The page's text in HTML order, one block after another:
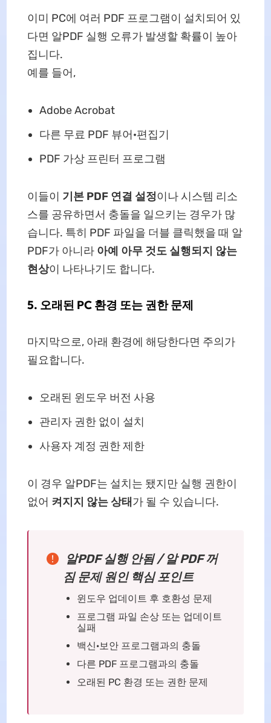
이미 PC에 여러 PDF 프로그램이 설치되어 있
다면 알PDF 실행 오류가 발생할 확률이 높아
집니다.
예를 들어,
Adobe Acrobat
다른 무료 PDF 뷰어·편집기
PDF 가상 프린터 프로그램
이들이 기본 PDF 연결 설정이나 시스템 리소
스를 공유하면서 충돌을 일으키는 경우가 많
습니다. 특히 PDF 파일을 더블 클릭했을 때 알
PDF가 아니라 아예 아무 것도 실행되지 않는
현상이 나타나기도 합니다.
5. 오래된 PC 환경 또는 권한 문제
마지막으로, 아래 환경에 해당한다면 주의가
필요합니다.
오래된 윈도우 버전 사용
관리자 권한 없이 설치
사용자 계정 권한 제한
이 경우 알PDF는 설치는 됐지만 실행 권한이
없어 켜지지 않는 상태 가 될 수 있습니다.
알PDF 실행 안됨 / 알 PDF 꺼
짐 문제 원인 핵심 포인트
윈도우 업데이트 후 호환성 문제
프로그램 파일 손상 또는 업데이트
실패
백신·보안 프로그램과의 충돌
다른 PDF 프로그램과의 충돌
오래된 PC 환경 또는 권한 문제